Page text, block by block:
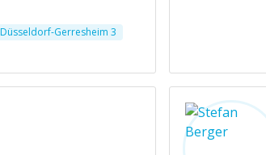
Düsseldorf-Gerresheim 3